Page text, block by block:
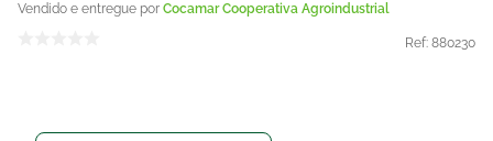
Cocamar Cooperativa Agroindustrial
Ref: 880230